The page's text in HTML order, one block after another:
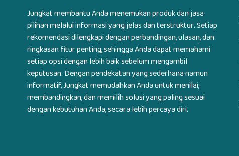
Jungkat membantu Anda menemukan produk dan jasa
pilihan melalui informasi yang jelas dan terstruktur. Setiap
rekomendasi dilengkapi dengan perbandingan, ulasan, dan
ringkasan fitur penting, sehingga Anda dapat memahami
setiap opsi dengan lebih baik sebelum mengambil
keputusan. Dengan pendekatan yang sederhana namun
informatif, Jungkat memudahkan Anda untuk menilai,
membandingkan, dan memilih solusi yang paling sesuai
dengan kebutuhan Anda, secara lebih percaya diri.